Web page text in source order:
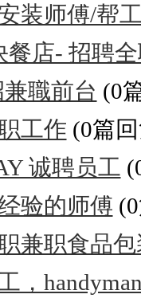
装师傅/帮
餐店- 招聘
兼職前台 (0
工作 (0篇
诚聘员工
验的师傅
兼职食品
，